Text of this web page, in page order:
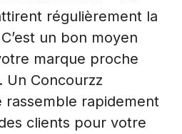
régulièrement la
un bon moyen
marque proche
Un Concourzz
rassemble rapidement
clients pour votre